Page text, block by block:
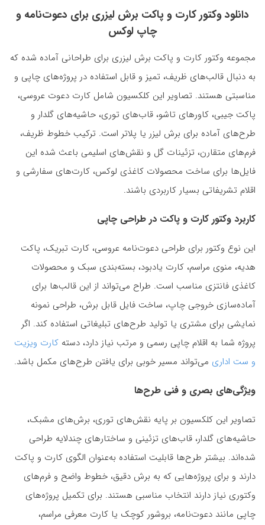
دانلود وکتور کارت و پاکت برش لیزری برای دعوت‌نامه و
چاپ لوکس
مجموعه وکتور کارت و پاکت برش لیزری برای طراحانی آماده شده که
به دنبال قالب‌های ظریف، تمیز و قابل استفاده در پروژه‌های چاپی و
مناسبتی هستند. تصاویر این کلکسیون شامل کارت دعوت عروسی،
پاکت جیبی، کاورهای تاشو، قاب‌های توری، حاشیه‌های گلدار و
طرح‌های آماده برای برش لیزر یا پلاتر است. ترکیب خطوط ظریف،
فرم‌های متقارن، تزئینات گل و نقش‌های اسلیمی باعث شده این
فایل‌ها برای ساخت محصولات کاغذی لوکس، کارت‌های سفارشی و
اقلام تشریفاتی بسیار کاربردی باشند.
کاربرد وکتور کارت و پاکت در طراحی چاپی
این نوع وکتور برای طراحی دعوت‌نامه عروسی، کارت تبریک، پاکت
هدیه، منوی مراسم، کارت یادبود، بسته‌بندی سبک و محصولات
کاغذی فانتزی مناسب است. طراح می‌تواند از این قالب‌ها برای
آماده‌سازی خروجی چاپ، ساخت فایل قابل برش، طراحی نمونه
نمایشی برای مشتری یا تولید طرح‌های تبلیغاتی استفاده کند. اگر
پروژه شما به اقلام چاپی رسمی و مرتب نیاز دارد، دسته کارت ویزیت
و ست اداری می‌تواند مسیر خوبی برای یافتن طرح‌های مکمل باشد.
ویژگی‌های بصری و فنی طرح‌ها
تصاویر این کلکسیون بر پایه نقش‌های توری، برش‌های مشبک،
حاشیه‌های گلدار، قاب‌های تزئینی و ساختارهای چندلایه طراحی
شده‌اند. بیشتر طرح‌ها قابلیت استفاده به‌عنوان الگوی کارت و پاکت
دارند و برای پروژه‌هایی که به برش دقیق، خطوط واضح و فرم‌های
وکتوری نیاز دارند انتخاب مناسبی هستند. برای تکمیل پروژه‌های
چاپی مانند دعوت‌نامه، بروشور کوچک یا کارت معرفی مراسم،